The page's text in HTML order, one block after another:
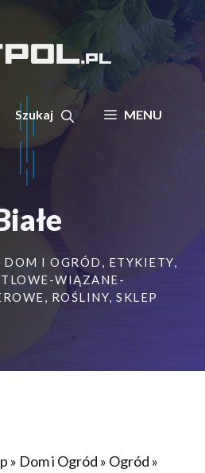
MENU
DOM I OGRÓD , ETYKIETY,
WIĄZANE-
, ROŚLINY, SKLEP
» Dom i Ogród » Ogród »